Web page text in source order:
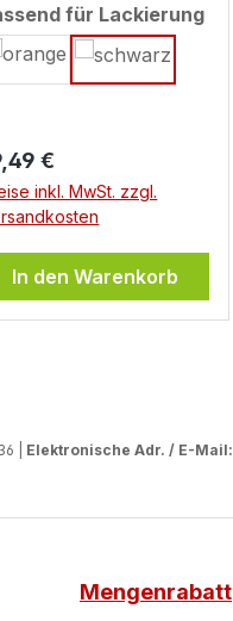
für Lackierung
Preis:
€
inkl. MwSt. zzgl.
In den Warenkorb
| Elektronische Adr. / E-Mail:
Mengenrabatt